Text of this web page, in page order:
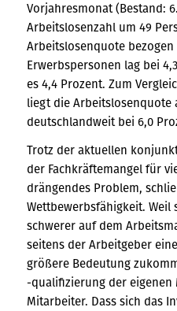
Vorjahresmonat (Bestand:
Arbeitslosenzahl um 49
Arbeitslosenquote
Erwerbspersonen lag bei
es 4,4 Prozent. Zum
liegt die Arbeitslosenquote
deutschlandweit bei 6,0
Trotz der aktuellen
der Fachkräftemangel für
drängendes Problem,
Wettbewerbsfähigkeit. Weil
schwerer auf dem
seitens der Arbeitgeber
größere Bedeutung
-qualifizierung der
Mitarbeiter. Dass sich das